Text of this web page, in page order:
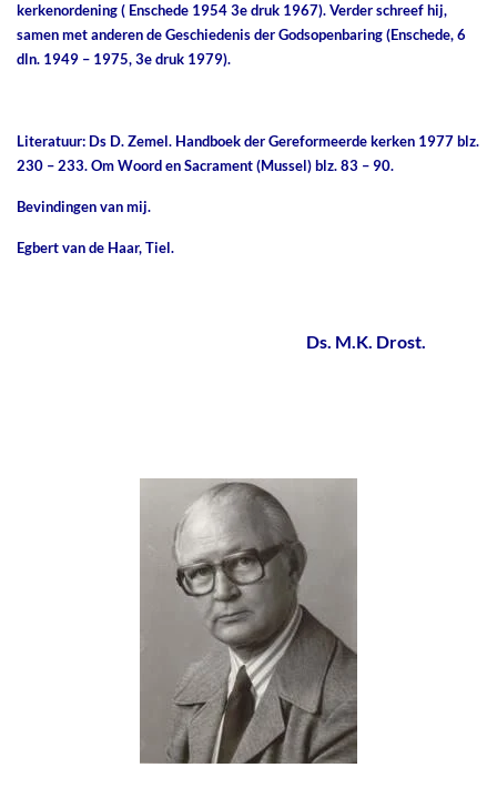
kerkenordening ( Enschede 1954 3e druk 1967). Verder schreef hij,
samen met anderen de Geschiedenis der Godsopenbaring (Enschede, 6
dln. 1949 – 1975, 3e druk 1979).
Literatuur: Ds D. Zemel. Handboek der Gereformeerde kerken 1977 blz.
230 – 233. Om Woord en Sacrament (Mussel) blz. 83 – 90.
Bevindingen van mij.
Egbert van de Haar, Tiel.
Ds. M.K. Drost.